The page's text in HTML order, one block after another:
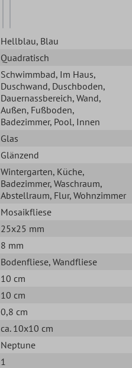
Hellblau, Blau
Quadratisch
Schwimmbad, Im Haus,
Duschwand, Duschboden,
Dauernassbereich, Wand,
Außen, Fußboden,
Badezimmer, Pool, Innen
Glas
Glänzend
Wintergarten, Küche,
Badezimmer, Waschraum,
Abstellraum, Flur, Wohnzimmer
Mosaikfliese
25x25 mm
8 mm
Bodenfliese, Wandfliese
10 cm
10 cm
0,8 cm
ca. 10x10 cm
Neptune
1